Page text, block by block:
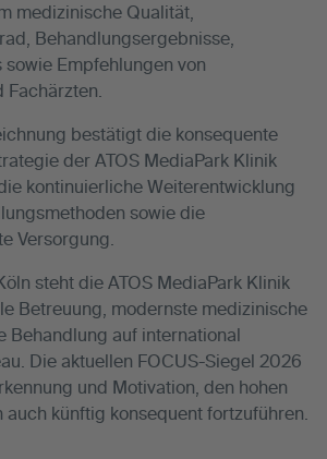
medizinische Qualität,
Behandlungsergebnisse,
sowie Empfehlungen von
Fachärzten.
bestätigt die konsequente
der ATOS MediaPark Klinik
kontinuierliche Weiterentwicklung
sowie die
Versorgung.
steht die ATOS MediaPark Klinik
Betreuung, modernste medizinische
Behandlung auf international
Die aktuellen FOCUS-Siegel 2026
und Motivation, den hohen
auch künftig konsequent fortzuführen.